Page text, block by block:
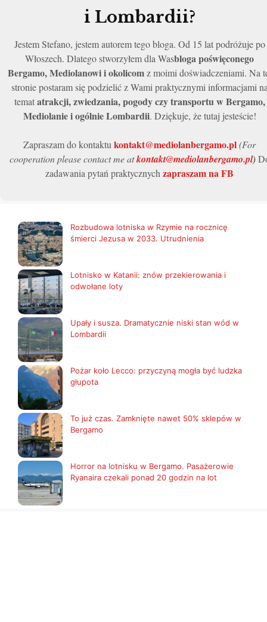
i Lombardii?
Jestem Stefano, jestem autorem tego bloga. Od 15 lat podróżuje po
Włoszech. Dlatego stworzyłem dla Wasbloga poświęconego
Bergamo, Mediolanowi i okolicomz moimi doświadczeniami. Na
stronie postaram się podzielić z Wami praktycznymi informacjami
tematatrakcji, zwiedzania, pogody czy transportu w Bergamo,
Mediolanie i ogólnie Lombardii. Dziękuje, że tutaj jesteście!
Zapraszam do kontaktu kontakt@mediolanbergamo.pl(For
cooperation please contact me atkontakt@mediolanbergamo.pl)
zadawania pytań praktycznych zapraszam na FB
Rozbudowa lotniska w Rzymie na rocznicę
śmierci Jezusa w 2033. Utrudnienia
Lotnisko w Katanii: znów przekierowania i
odwołane loty
Upały i susza. Dramatycznie niski stan wód w
Lombardii
Pożar koło Lecco: przyczyną mogła być ludzka
głupota
To już czas. Zamknięte nawet 50% sklepów w
Bergamo
Horror na lotnisku w Bergamo. Pasażerowie
Ryanaira czekali ponad 20 godzin na lot